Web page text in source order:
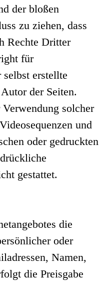
der bloßen
zu ziehen, dass
Rechte Dritter
für
erstellte
der Seiten.
solcher
und
oder gedruckten
gestattet.
die
oder
Namen,
die Preisgabe